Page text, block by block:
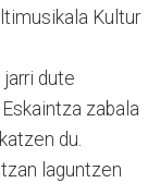
Kultur
dute
zabala
du.
laguntzen